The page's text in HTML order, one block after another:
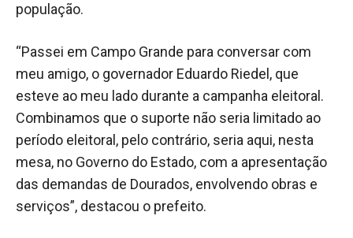
população.
“Passei em Campo Grande para conversar com
meu amigo, o governador Eduardo Riedel, que
esteve ao meu lado durante a campanha eleitoral.
Combinamos que o suporte não seria limitado ao
período eleitoral, pelo contrário, seria aqui, nesta
mesa, no Governo do Estado, com a apresentação
das demandas de Dourados, envolvendo obras e
serviços”, destacou o prefeito.